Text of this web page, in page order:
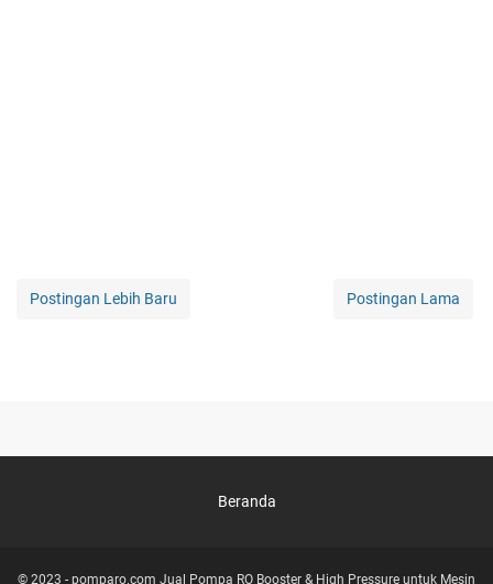
Postingan Lebih Baru Postingan Lama
Beranda
© 2023 - pomparo.com Jual Pompa RO Booster & High Pressure untuk Mesin